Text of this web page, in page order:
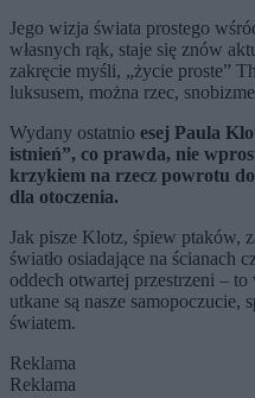
Jego wizja świata prostego
własnych rąk, staje się znów
zakręcie myśli, „życie proste”
luksusem, można rzec,
Wydany ostatnio esej Paula
istnień”, co prawda, nie
krzykiem na rzecz powrotu
dla otoczenia.
Jak pisze Klotz, śpiew ptaków,
światło osiadające na ścianach
oddech otwartej przestrzeni –
utkane są nasze samopoczucie,
światem.
Reklama
Reklama